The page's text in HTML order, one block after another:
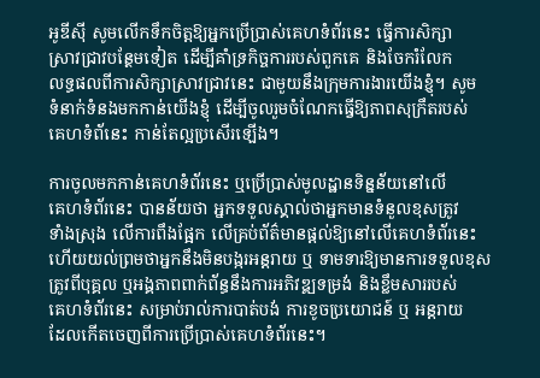
អូឌីស៊ី សូមលើកទឹកចិត្តឱ្យអ្នកប្រើប្រាស់គេហទំព័រនេះ ធ្វើការសិក្សា
ស្រាវជ្រាវបន្ថែមទៀត ដើម្បីគាំទ្រកិច្ចការ​របស់ពួកគេ និងចែករំលែក
លទ្ធផលពីការសិក្សាស្រាវជ្រាវនេះ ជាមួយនឹងក្រុមការងារយើងខ្ញុំ។ សូម
ទំនាក់ទំនងមកកាន់យើងខ្ញុំ ដើម្បីចូលរួមចំណែកធ្វើឱ្យភាពសុក្រឹតរបស់
គេហទំព័នេះ កាន់តែល្អប្រសើរឡើង។
ការចូលមកកាន់គេហទំព័រនេះ ឬប្រើប្រាស់មូលដ្ឋានទិន្នន័យនៅលើ
គេហទំព័រនេះ បានន័យថា អ្នកទទួលស្គាល់ថាអ្នកមានទំនួលខុសត្រូវ
ទាំងស្រុង លើការពឹងផ្អែក លើគ្រប់ព័ត៌មានផ្តល់ឱ្យនៅលើគេហទំព័រនេះ
ហើយយល់ព្រមថាអ្នកនឹងមិនបង្ករអន្តរាយ ឬ ទាមទារ​ឱ្យមានការទទួលខុស​
ត្រូវពីបុគ្គល ឬអង្គភាពពាក់ព័ន្ធនឹងការអភិវឌ្ឍទម្រង់ និងខ្លឹមសាររបស់
គេហទំព័រនេះ សម្រាប់រាល់ការបាត់បង់ ការខូចប្រយោជន៍ ឬ អន្តរាយ
ដែលកើតចេញពីការប្រើប្រាស់គេហទំព័រនេះ។